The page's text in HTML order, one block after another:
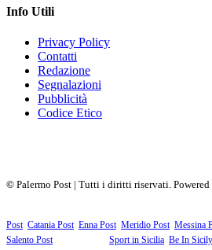
Info Utili
Privacy Policy
Contatti
Redazione
Segnalazioni
Pubblicità
Codice Etico
© Palermo Post | Tutti i diritti riservati. Powered
Post, Catania Post, Enna Post, Meridio Post, Messina
Salento Post. I siti tematici: Sport in Sicilia Be In Sicily